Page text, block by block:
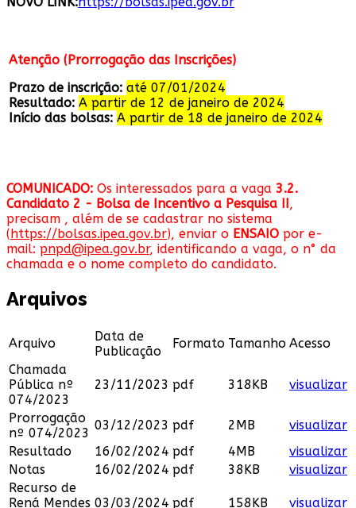
Atenção (Prorrogação das Inscrições)
Prazo de inscrição: até 07/01/2024
Resultado: A partir de 12 de janeiro de 2024
Início das bolsas: A partir de 18 de janeiro de 2024
COMUNICADO: Os interessados para a vaga 3.2.
Candidato 2 - Bolsa de Incentivo a Pesquisa II,
precisam , além de se cadastrar no sistema
(https://bolsas.ipea.gov.br), enviar o ENSAIO por e-
mail: pnpd@ipea.gov.br, identificando a vaga, o n° da
chamada e o nome completo do candidato.
Arquivos
Arquivo
Data de
Publicação
Formato Tamanho Acesso
Chamada
Pública nº
074/2023
23/11/2023 pdf 318KB visualizar
Prorrogação
nº 074/2023
03/12/2023 pdf 2MB
visualizar
Resultado
16/02/2024 pdf 4MB
visualizar
Notas
16/02/2024 pdf 38KB
visualizar
Recurso de
Rená Mendes 03/03/2024 pdf 158KB visualizar